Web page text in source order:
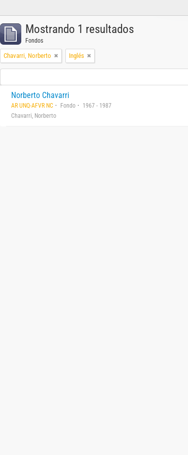
Mostrando 1 resultados
Fondos
Chavarri, Norberto Inglés
Norberto Chavarri
AR UNQ-AFVR NC Fondo
1967 - 1987
Chavarri, Norberto